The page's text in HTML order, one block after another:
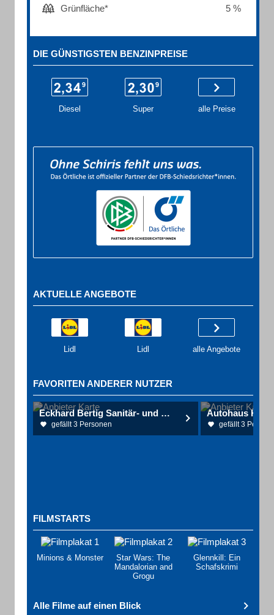
Grünfläche*
5 %
DIE GÜNSTIGSTEN BENZINPREISE
Diesel Super alle Preise
AKTUELLE ANGEBOTE
Lidl Lidl alle Angebote
FAVORITEN ANDERER NUTZER
Eckhard Bertig Sanitär- und Heiztechnik
gefällt 3 Personen gefällt 3
FILMSTARTS
Minions & Monster
Star Wars: The
Mandalorian and
Grogu
Glennkill: Ein
Schafskrimi
Alle Filme auf einen Blick